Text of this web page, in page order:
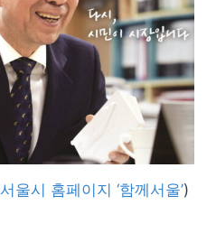
서울시 홈페이지 ‘함께서울’)